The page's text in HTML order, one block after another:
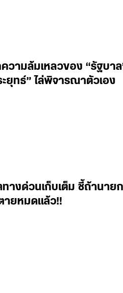
วามล้มเหลวของ “รัฐบาล
ยุทธ์” ไล่พิจารณาตัวเอง
างด่วนเก็บเต็ม ชี้ถ้านาย
ายหมดแล้ว!!